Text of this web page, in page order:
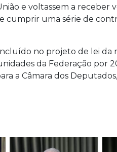
e voltassem a receber
cumprir uma série de
no projeto de lei da
da Federação por
a Câmara dos